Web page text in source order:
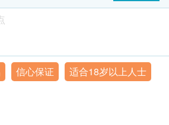
种胃病，如胃痛、胃气、胃炎、胃酸倒流
及细则」了解更多服务需知及注
电2397 2111 向体验中心职员联
星期一至六；上午9时至下午6时
当天出示身份证及列印订购确认信
6月9日起订购之身体检查计划或
：旺角弥敦道625及639号雅兰中心
信心保证 适合18岁以上人士